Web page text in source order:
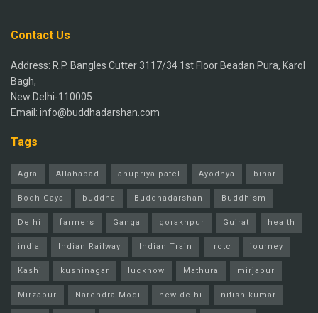
Contact Us
Address: R.P. Bangles Cutter 3117/34 1st Floor Beadan Pura, Karol
Bagh,
New Delhi-110005
Email: info@buddhadarshan.com
Tags
Agra Allahabad anupriya patel Ayodhya bihar
Bodh Gaya buddha Buddhadarshan Buddhism
Delhi farmers Ganga gorakhpur Gujrat health
india Indian Railway Indian Train Irctc journey
Kashi kushinagar lucknow Mathura mirjapur
Mirzapur Narendra Modi new delhi nitish kumar